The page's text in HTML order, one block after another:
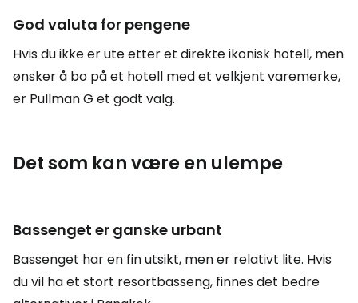
God valuta for pengene
Hvis du ikke er ute etter et direkte ikonisk hotell, men
ønsker å bo på et hotell med et velkjent varemerke,
er Pullman G et godt valg.
Det som kan være en ulempe
Bassenget er ganske urbant
Bassenget har en fin utsikt, men er relativt lite. Hvis
du vil ha et stort resortbasseng, finnes det bedre